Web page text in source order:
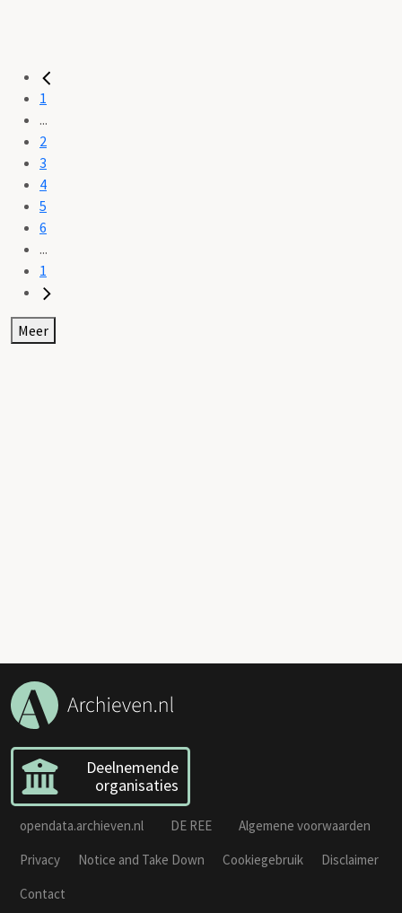
1
...
2
3
4
5
6
...
1
Meer
Deelnemende
organisaties
opendata.archieven.nl DE REE
Algemene voorwaarden
Privacy
Notice and Take Down Cookiegebruik
Disclaimer
Contact